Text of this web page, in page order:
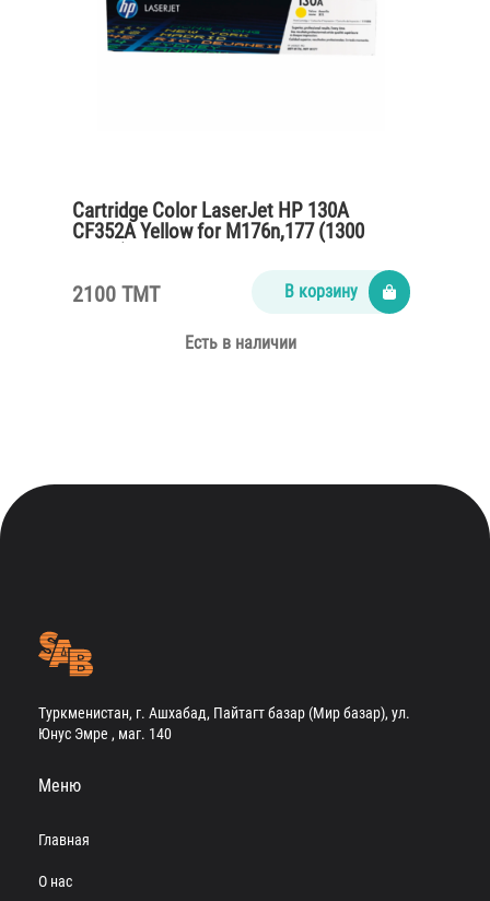
Cartridge Color LaserJet HP 130A
CF352A Yellow for M176n,177 (1300
2100 TMT В корзину
Есть в наличии
Туркменистан, г. Ашхабад, Пайтагт базар (Мир базар), ул.
Юнус Эмре , маг. 140
Меню
Главная
О нас